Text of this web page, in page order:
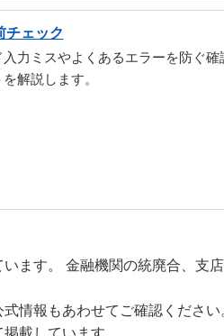
チェック
入力ミスやよくあるエラーを防ぐ確
解説します。
ます。 金融機関の統廃合、支
情報もあわせてご確認ください
載しています。